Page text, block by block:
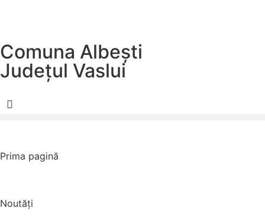
Comuna Albești
Județul Vaslui
Prima pagină
Noutăți